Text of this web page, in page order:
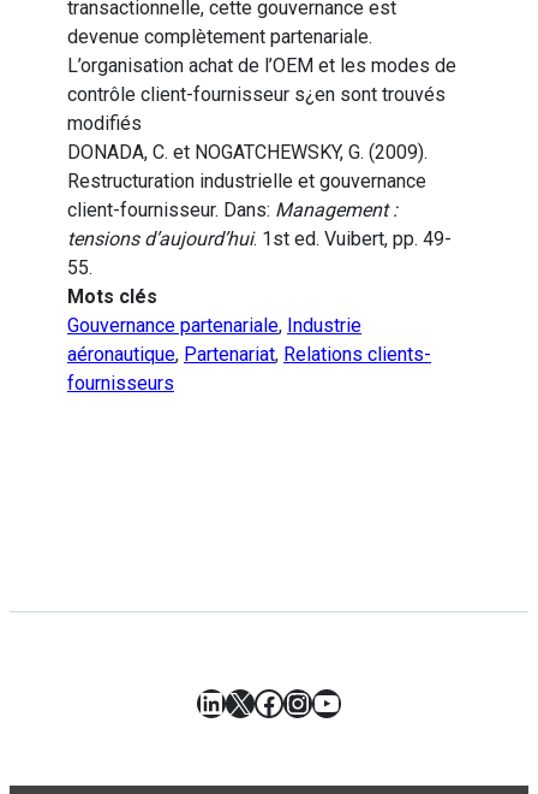
transactionnelle, cette gouvernance est
devenue complètement partenariale.
L’organisation achat de l’OEM et les modes de
contrôle client-fournisseur s¿en sont trouvés
modifiés
DONADA, C. et NOGATCHEWSKY, G. (2009).
Restructuration industrielle et gouvernance
client-fournisseur. Dans: Management :
tensions d’aujourd’hui. 1st ed. Vuibert, pp. 49-
55.
Mots clés
Gouvernance partenariale, Industrie
aéronautique, Partenariat, Relations clients-
fournisseurs
LinkedIn
X Facebook
Instagram
YouTube